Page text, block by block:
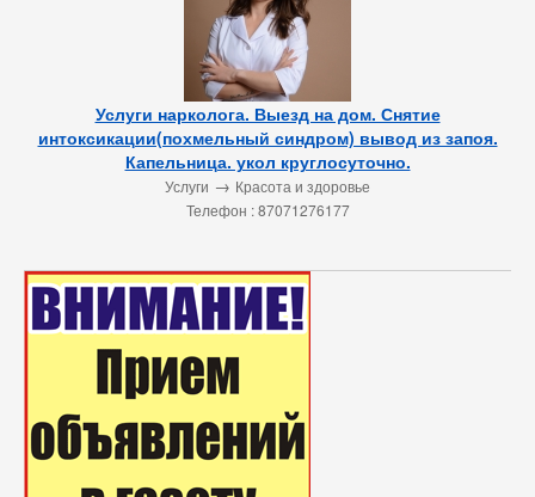
Услуги нарколога. Выезд на дом. Снятие
интоксикации(похмельный синдром) вывод из запоя.
Капельница. укол круглосуточно.
Услуги → Красота и здоровье
Телефон : 87071276177